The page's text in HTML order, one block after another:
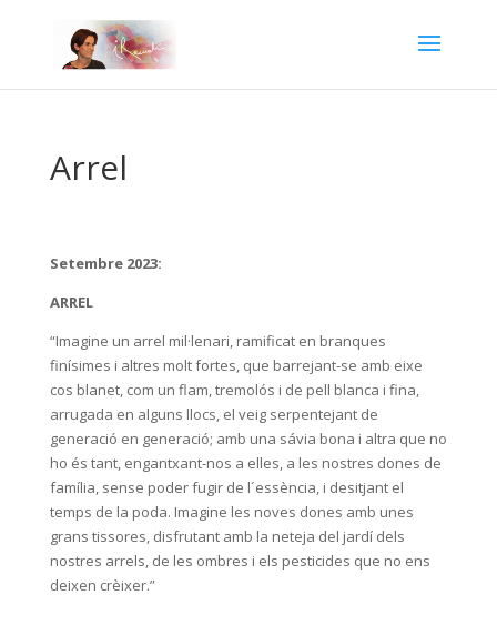
Arrel
Setembre 2023:
ARREL
“Imagine un arrel mil·lenari, ramificat en branques
finísimes i altres molt fortes, que barrejant-se amb eixe
cos blanet, com un flam, tremolós i de pell blanca i fina,
arrugada en alguns llocs, el veig serpentejant de
generació en generació; amb una sávia bona i altra que no
ho és tant, engantxant-nos a elles, a les nostres dones de
família, sense poder fugir de l´essència, i desitjant el
temps de la poda. Imagine les noves dones amb unes
grans tissores, disfrutant amb la neteja del jardí dels
nostres arrels, de les ombres i els pesticides que no ens
deixen crèixer.”